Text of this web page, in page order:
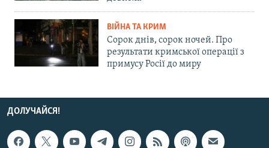
ВІЙНА ТА КРИМ
Сорок днів, сорок ночей. Про
результати кримської операції з
примусу Росії до миру
ДОЛУЧАЙСЯ!